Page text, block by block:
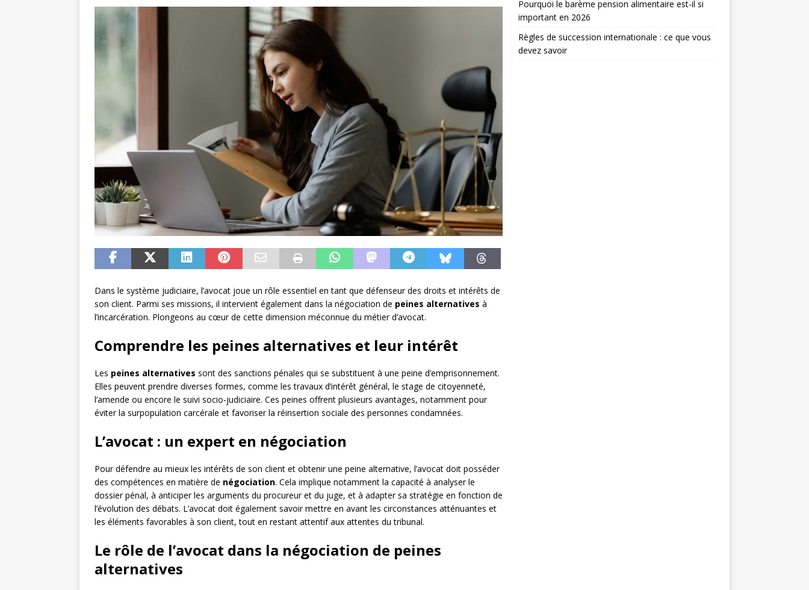
Dans le système judiciaire, l’avocat joue un rôle essentiel en tant que défenseur des droits et intérêts de
son client. Parmi ses missions, il intervient également dans la négociation de peines alternatives à
l’incarcération. Plongeons au cœur de cette dimension méconnue du métier d’avocat.
Comprendre les peines alternatives et leur intérêt
Les peines alternatives sont des sanctions pénales qui se substituent à une peine d’emprisonnement.
Elles peuvent prendre diverses formes, comme les travaux d’intérêt général, le stage de citoyenneté,
l’amende ou encore le suivi socio-judiciaire. Ces peines offrent plusieurs avantages, notamment pour
éviter la surpopulation carcérale et favoriser la réinsertion sociale des personnes condamnées.
L’avocat : un expert en négociation
Pour défendre au mieux les intérêts de son client et obtenir une peine alternative, l’avocat doit posséder
des compétences en matière de négociation. Cela implique notamment la capacité à analyser le
dossier pénal, à anticiper les arguments du procureur et du juge, et à adapter sa stratégie en fonction de
l’évolution des débats. L’avocat doit également savoir mettre en avant les circonstances atténuantes et
les éléments favorables à son client, tout en restant attentif aux attentes du tribunal.
Le rôle de l’avocat dans la négociation de peines
alternatives
Pourquoi le barème pension alimentaire est-il si
important en 2026
Règles de succession internationale : ce que vous
devez savoir